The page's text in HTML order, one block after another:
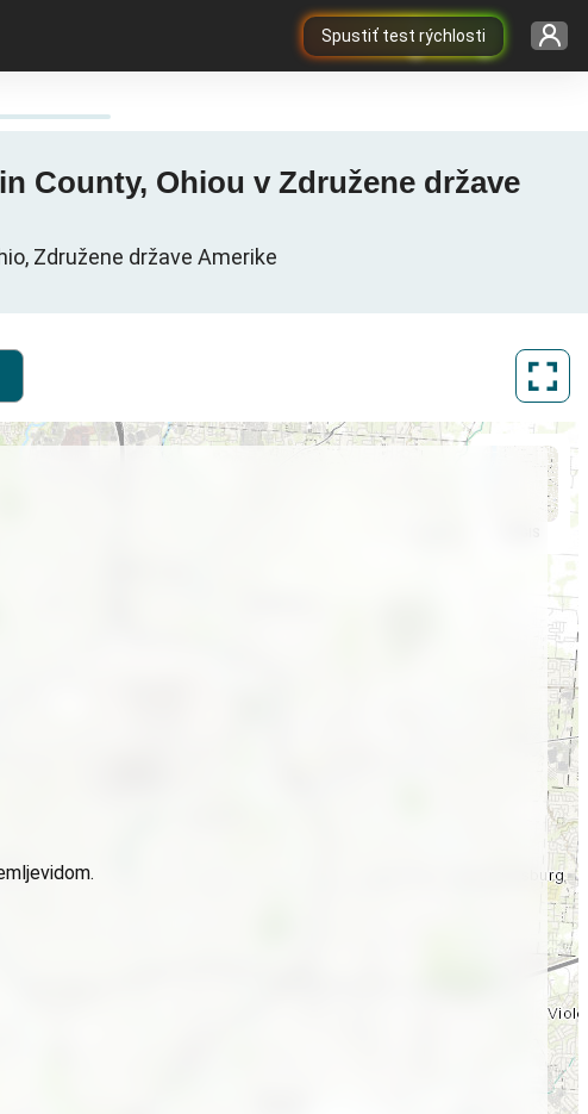
Spustiť test rýchlosti
County, Ohiou v Združene države
Združene države Amerike